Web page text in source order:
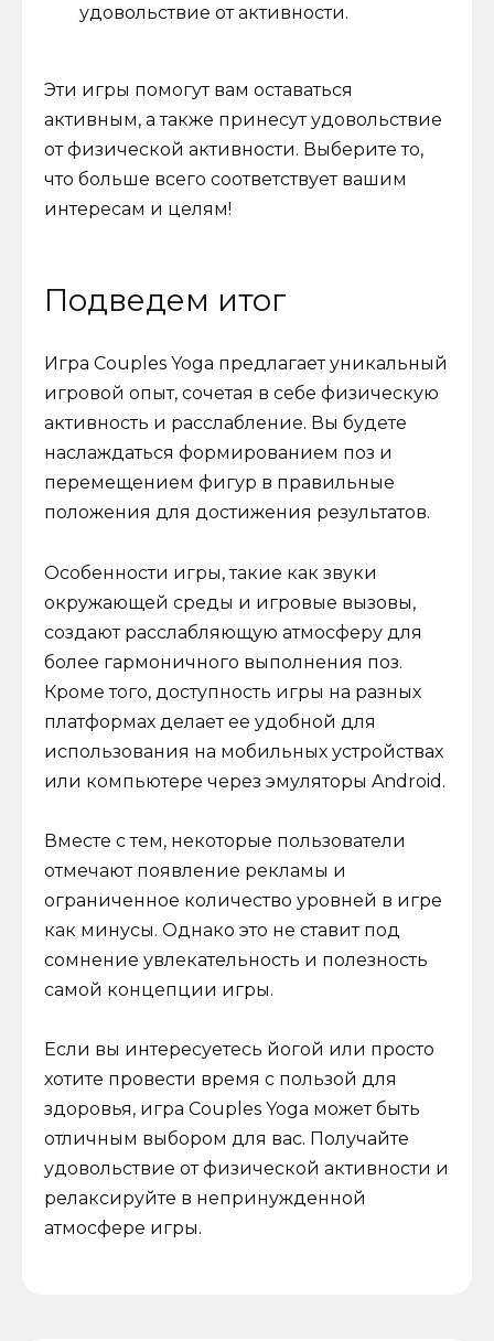
удовольствие от активности.
Эти игры помогут вам оставаться
активным, а также принесут удовольствие
от физической активности. Выберите то,
что больше всего соответствует вашим
интересам и целям!
Подведем итог
Игра Couples Yoga предлагает уникальный
игровой опыт, сочетая в себе физическую
активность и расслабление. Вы будете
наслаждаться формированием поз и
перемещением фигур в правильные
положения для достижения результатов.
Особенности игры, такие как звуки
окружающей среды и игровые вызовы,
создают расслабляющую атмосферу для
более гармоничного выполнения поз.
Кроме того, доступность игры на разных
платформах делает ее удобной для
использования на мобильных устройствах
или компьютере через эмуляторы Android.
Вместе с тем, некоторые пользователи
отмечают появление рекламы и
ограниченное количество уровней в игре
как минусы. Однако это не ставит под
сомнение увлекательность и полезность
самой концепции игры.
Если вы интересуетесь йогой или просто
хотите провести время с пользой для
здоровья, игра Couples Yoga может быть
отличным выбором для вас. Получайте
удовольствие от физической активности и
релаксируйте в непринужденной
атмосфере игры.